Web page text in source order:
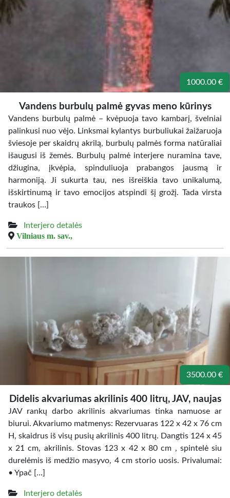
1000.00 €
Vandens burbulų palmė gyvas meno kūrinys
Vandens burbulų palmė – kvėpuoja tavo kambarį, švelniai
palinkusi nuo vėjo. Linksmai kylantys burbuliukai žaižaruoja
šviesoje per skaidrų akrilą, burbulų palmės forma natūraliai
išaugusi iš žemės. Burbulų palmė interjere nuramina tave,
džiugina, įkvėpia, spinduliuoja prabangos jausmą ir
harmoniją. Ji sukurta tau, nes išreiškia tavo unikalumą,
išskirtinumą ir tavo emocijos atspindi šį grožį. Tada virsta
traukos […]
Interjero detalės
Vilniaus m. sav.,
3500.00 €
Didelis akvariumas akrilinis 400 litrų, JAV, naujas
JAV rankų darbo akrilinis akvariumas tinka namuose ar
biurui. Akvariumo matmenys: Rezervuaras 122 x 42 x 76 cm
H, skaidrus iš visų pusių akrilinis 400 litrų. Dangtis 124 x 45
x 21 cm, akrilinis. Stovas 123 x 42 x 80 cm , spintelė siu
durelėmis iš medžio masyvo, 4 cm storio uosis. Privalumai:
• Ypač […]
Interjero detalės